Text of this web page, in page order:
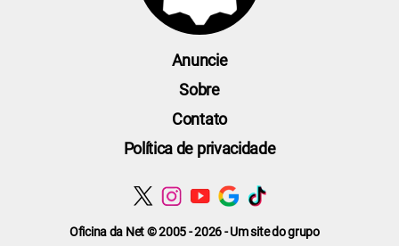
Oficina da Net © 2005 - 2026 - Um site do grupo
Anuncie
Sobre
Contato
Política de privacidade